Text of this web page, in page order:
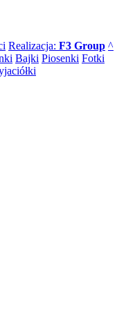
Realizacja: F3 Group ^
Bajki Piosenki Fotki